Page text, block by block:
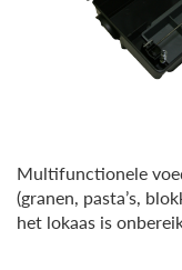
Multifunctionele
(granen, pasta’s,
het lokaas is